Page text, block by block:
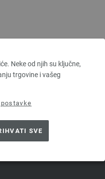
Neke od njih su ključne,
trgovine i vašeg
SVE